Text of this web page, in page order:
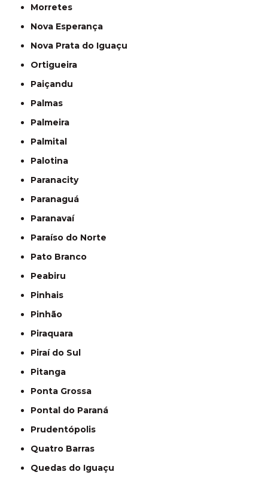
Morretes
Nova Esperança
Nova Prata do Iguaçu
Ortigueira
Paiçandu
Palmas
Palmeira
Palmital
Palotina
Paranacity
Paranaguá
Paranavaí
Paraíso do Norte
Pato Branco
Peabiru
Pinhais
Pinhão
Piraquara
Piraí do Sul
Pitanga
Ponta Grossa
Pontal do Paraná
Prudentópolis
Quatro Barras
Quedas do Iguaçu